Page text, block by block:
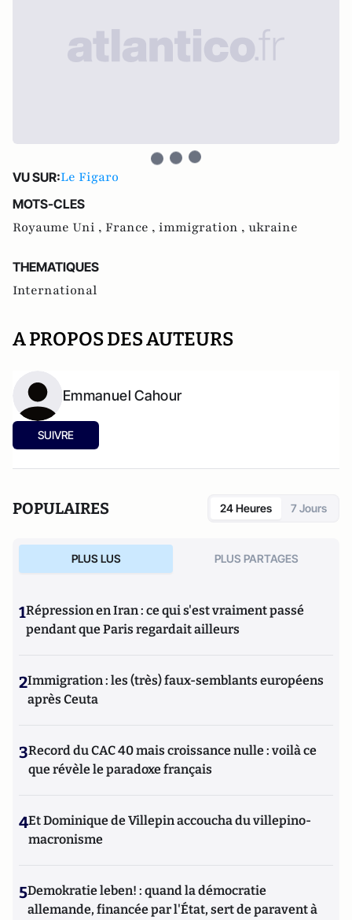
VU SUR:Le Figaro
MOTS-CLES
Royaume Uni , France , immigration , ukraine
THEMATIQUES
International
A PROPOS DES AUTEURS
Emmanuel Cahour
SUIVRE
POPULAIRES 24 Heures 7 Jours
PLUS LUS PLUS PARTAGES
1Répression en Iran : ce qui s'est vraiment passé
pendant que Paris regardait ailleurs
2Immigration : les (très) faux-semblants européens
après Ceuta
3Record du CAC 40 mais croissance nulle : voilà ce
que révèle le paradoxe français
4Et Dominique de Villepin accoucha du villepino-
macronisme
5Demokratie leben! : quand la démocratie
allemande, financée par l'État, sert de paravent à